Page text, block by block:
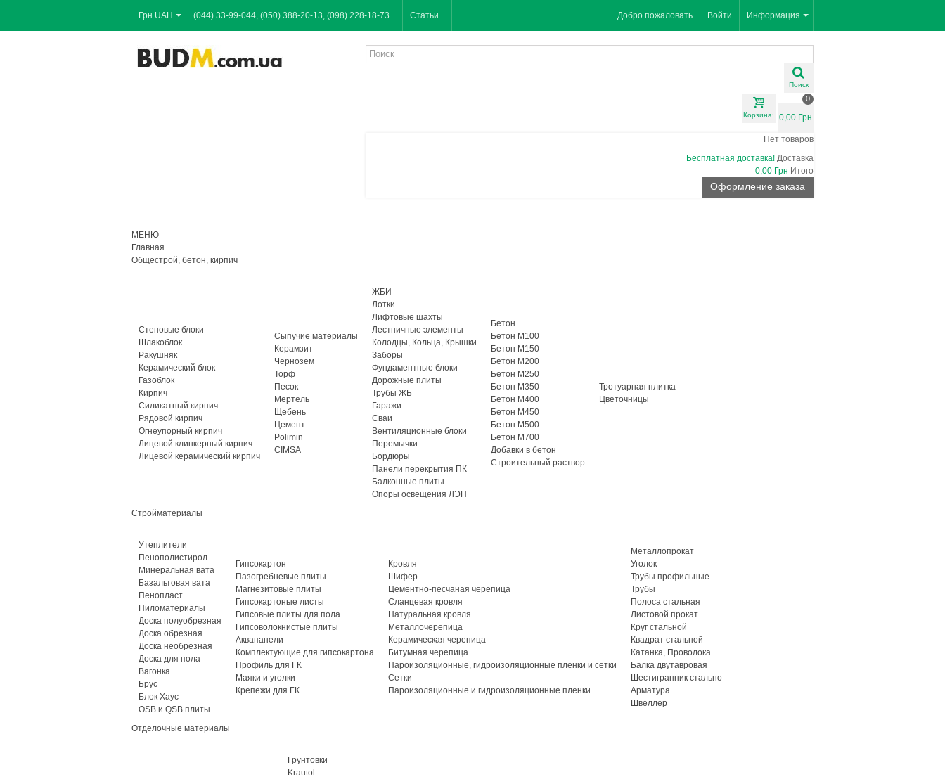
Грн UAH Информация
(044) 33-99-044, (050) 388-20-13, (098) 228-18-73 Статьи Добро пожаловать Войти
Поиск
Корзина:
0
0,00 Грн
Нет товаров
Бесплатная доставка! Доставка
0,00 Грн Итого
Оформление заказа
МЕНЮ
Главная
Общестрой, бетон, кирпич
Стеновые блоки
Шлакоблок
Ракушняк
Керамический блок
Газоблок
Кирпич
Силикатный кирпич
Рядовой кирпич
Огнеупорный кирпич
Лицевой клинкерный кирпич
Лицевой керамический кирпич
Сыпучие материалы
Керамзит
Чернозем
Торф
Песок
Мертель
Щебень
Цемент
Polimin
CIMSA
ЖБИ
Лотки
Лифтовые шахты
Лестничные элементы
Колодцы, Кольца, Крышки
Заборы
Фундаментные блоки
Дорожные плиты
Трубы ЖБ
Гаражи
Сваи
Вентиляционные блоки
Перемычки
Бордюры
Панели перекрытия ПК
Балконные плиты
Опоры освещения ЛЭП
Бетон
Бетон М100
Бетон М150
Бетон М200
Бетон М250
Бетон М350
Бетон М400
Бетон М450
Бетон М500
Бетон М700
Добавки в бетон
Строительный раствор
Тротуарная плитка
Цветочницы
Стройматериалы
Утеплители
Пенополистирол
Минеральная вата
Базальтовая вата
Пенопласт
Пиломатериалы
Доска полуобрезная
Доска обрезная
Доска необрезная
Доска для пола
Вагонка
Брус
Блок Хаус
OSB и QSB плиты
Гипсокартон
Пазогребневые плиты
Магнезитовые плиты
Гипсокартоные листы
Гипсовые плиты для пола
Гипсоволокнистые плиты
Аквапанели
Комплектующие для гипсокартона
Профиль для ГК
Маяки и уголки
Крепежи для ГК
Кровля
Шифер
Цементно-песчаная черепица
Сланцевая кровля
Натуральная кровля
Металлочерепица
Керамическая черепица
Битумная черепица
Пароизоляционные, гидроизоляционные пленки и сетки
Сетки
Пароизоляционные и гидроизоляционные пленки
Металлопрокат
Уголок
Трубы профильные
Трубы
Полоса стальная
Листовой прокат
Круг стальной
Квадрат стальной
Катанка, Проволока
Балка двутавровая
Шестигранник стально
Арматура
Швеллер
Отделочные материалы
Грунтовки
Krautol